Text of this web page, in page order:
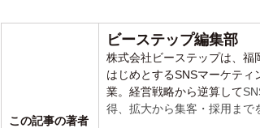
この記事の著者
ビーステップ編集部
株式会社ビーステップは、福
はじめとするSNSマーケテ
業。 経営戦略から逆算して
得、拡大から集客・採用まで